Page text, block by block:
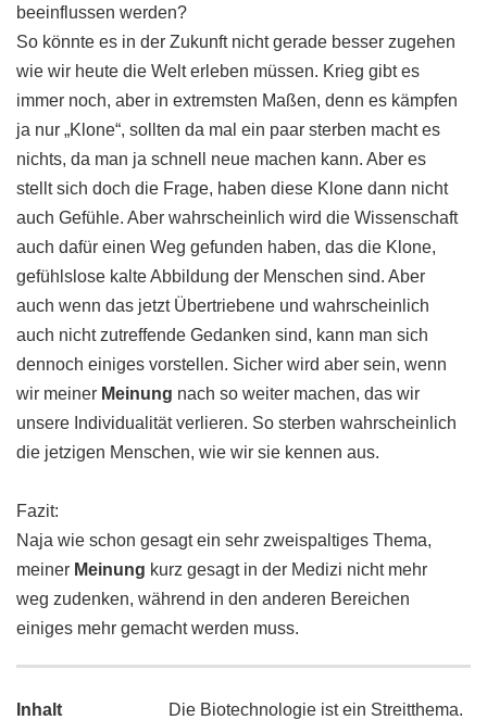
beeinflussen werden?
So könnte es in der Zukunft nicht gerade besser zugehen
wie wir heute die Welt erleben müssen. Krieg gibt es
immer noch, aber in extremsten Maßen, denn es kämpfen
ja nur „Klone“, sollten da mal ein paar sterben macht es
nichts, da man ja schnell neue machen kann. Aber es
stellt sich doch die Frage, haben diese Klone dann nicht
auch Gefühle. Aber wahrscheinlich wird die Wissenschaft
auch dafür einen Weg gefunden haben, das die Klone,
gefühlslose kalte Abbildung der Menschen sind. Aber
auch wenn das jetzt Übertriebene und wahrscheinlich
auch nicht zutreffende Gedanken sind, kann man sich
dennoch einiges vorstellen. Sicher wird aber sein, wenn
wir meiner Meinung nach so weiter machen, das wir
unsere Individualität verlieren. So sterben wahrscheinlich
die jetzigen Menschen, wie wir sie kennen aus.
Fazit:
Naja wie schon gesagt ein sehr zweispaltiges Thema,
meiner Meinung kurz gesagt in der Medizi nicht mehr
weg zudenken, während in den anderen Bereichen
einiges mehr gemacht werden muss.
Inhalt
Die Biotechnologie ist ein Streitthema.